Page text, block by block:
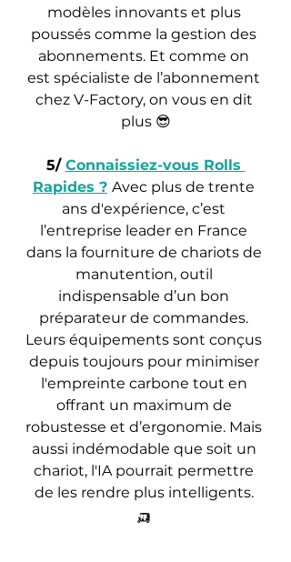
modèles innovants et plus
poussés comme la gestion des
abonnements. Et comme on
est spécialiste de l’abonnement
chez V-Factory, on vous en dit
plus 😎
5/ Connaissiez-vous Rolls
Rapides ? Avec plus de trente
ans d'expérience, c’est
l’entreprise leader en France
dans la fourniture de chariots de
manutention, outil
indispensable d’un bon
préparateur de commandes.
Leurs équipements sont conçus
depuis toujours pour minimiser
l'empreinte carbone tout en
offrant un maximum de
robustesse et d’ergonomie. Mais
aussi indémodable que soit un
chariot, l'IA pourrait permettre
de les rendre plus intelligents.
🛺